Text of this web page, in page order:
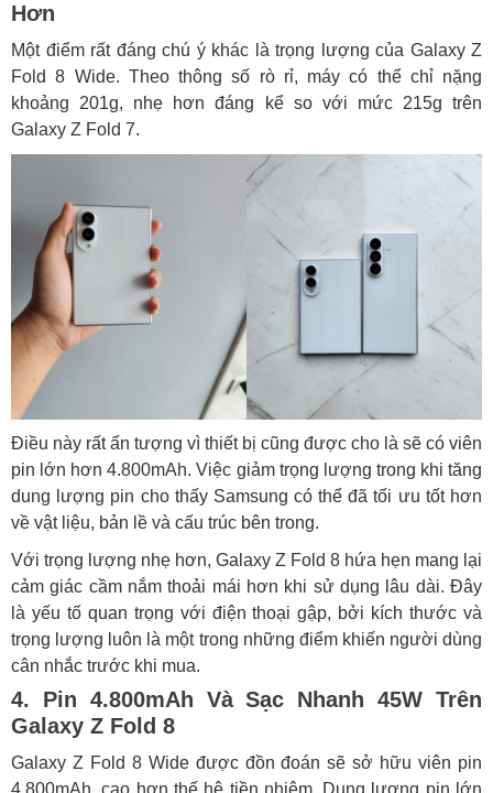
Hơn
Một điểm rất đáng chú ý khác là trọng lượng của Galaxy Z
Fold 8 Wide. Theo thông số rò rỉ, máy có thể chỉ nặng
khoảng 201g, nhẹ hơn đáng kể so với mức 215g trên
Galaxy Z Fold 7.
Điều này rất ấn tượng vì thiết bị cũng được cho là sẽ có viên
pin lớn hơn 4.800mAh. Việc giảm trọng lượng trong khi tăng
dung lượng pin cho thấy Samsung có thể đã tối ưu tốt hơn
về vật liệu, bản lề và cấu trúc bên trong.
Với trọng lượng nhẹ hơn, Galaxy Z Fold 8 hứa hẹn mang lại
cảm giác cầm nắm thoải mái hơn khi sử dụng lâu dài. Đây
là yếu tố quan trọng với điện thoại gập, bởi kích thước và
trọng lượng luôn là một trong những điểm khiến người dùng
cân nhắc trước khi mua.
4. Pin 4.800mAh Và Sạc Nhanh 45W Trên
Galaxy Z Fold 8
Galaxy Z Fold 8 Wide được đồn đoán sẽ sở hữu viên pin
4.800mAh, cao hơn thế hệ tiền nhiệm. Dung lượng pin lớn